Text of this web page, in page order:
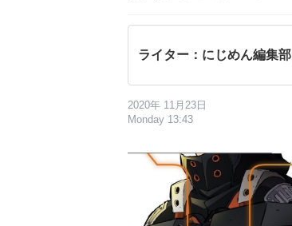
ライター：にじめん編集部
2020年 11月23日
Monday 13:43